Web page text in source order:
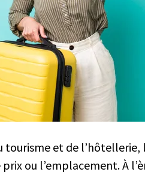
tourisme et de
ou l’emplacement. À